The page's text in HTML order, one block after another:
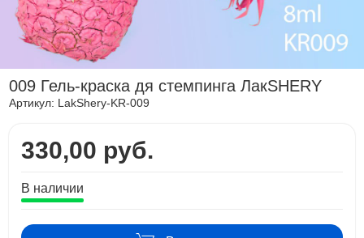
009 Гель-краска дя стемпинга ЛакSHERY
Артикул: LakShery-KR-009
330,00 руб.
В наличии